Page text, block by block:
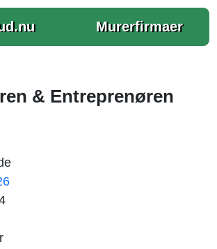
Murerfirmaer
& Entreprenøren